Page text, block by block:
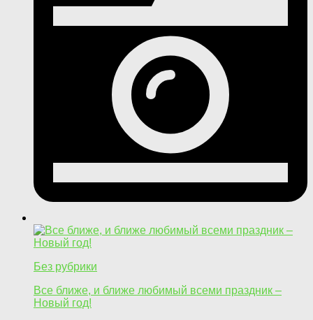
Без рубрики
Все ближе, и ближе любимый всеми праздник –
Новый год!